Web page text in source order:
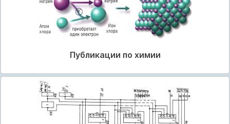
Публикации по химии